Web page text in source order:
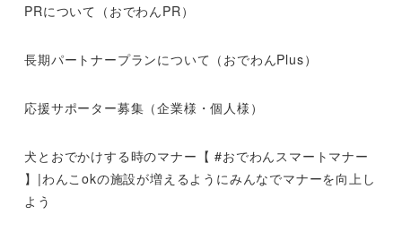
PRについて（おでわんPR）
長期パートナープランについて（おでわんPlus）
応援サポーター募集（企業様・個人様）
犬とおでかけする時のマナー【 #おでわんスマートマナー
】|わんこokの施設が増えるようにみんなでマナーを向上し
よう